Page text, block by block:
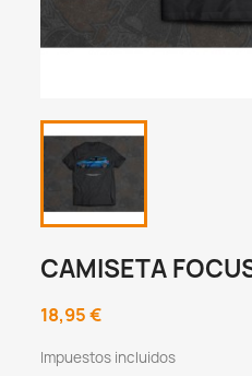
CAMISETA
18,95 €
Impuestos incluidos